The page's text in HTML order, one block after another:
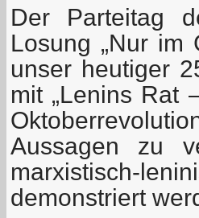
Der Parteitag
Losung „Nur
unser heutiger
mit „Lenins Rat
Aussagen zu
marxistisch-
demonstriert